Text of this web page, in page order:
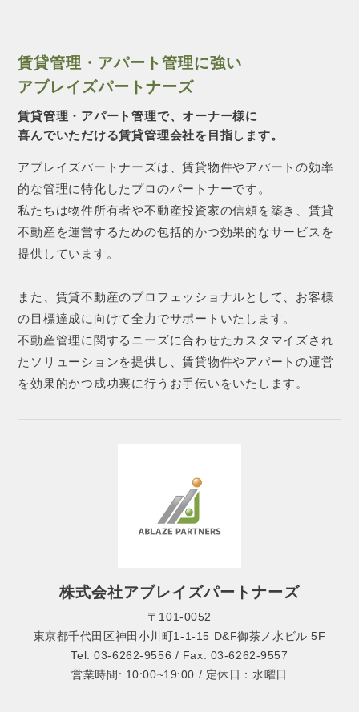
賃貸管理・アパート管理に強い
アブレイズパートナーズ
賃貸管理・アパート管理で、オーナー様に
喜んでいただける賃貸管理会社を目指します。
アブレイズパートナーズは、賃貸物件やアパートの効率
的な管理に特化したプロのパートナーです。
私たちは物件所有者や不動産投資家の信頼を築き、賃貸
不動産を運営するための包括的かつ効果的なサービスを
提供しています。
また、賃貸不動産のプロフェッショナルとして、お客様
の目標達成に向けて全力でサポートいたします。
不動産管理に関するニーズに合わせたカスタマイズされ
たソリューションを提供し、賃貸物件やアパートの運営
を効果的かつ成功裏に行うお手伝いをいたします。
株式会社アブレイズパートナーズ
〒101-0052
東京都千代田区神田小川町1-1-15 D&F御茶ノ水ビル 5F
Tel: 03-6262-9556 / Fax: 03-6262-9557
営業時間: 10:00~19:00 / 定休日：水曜日